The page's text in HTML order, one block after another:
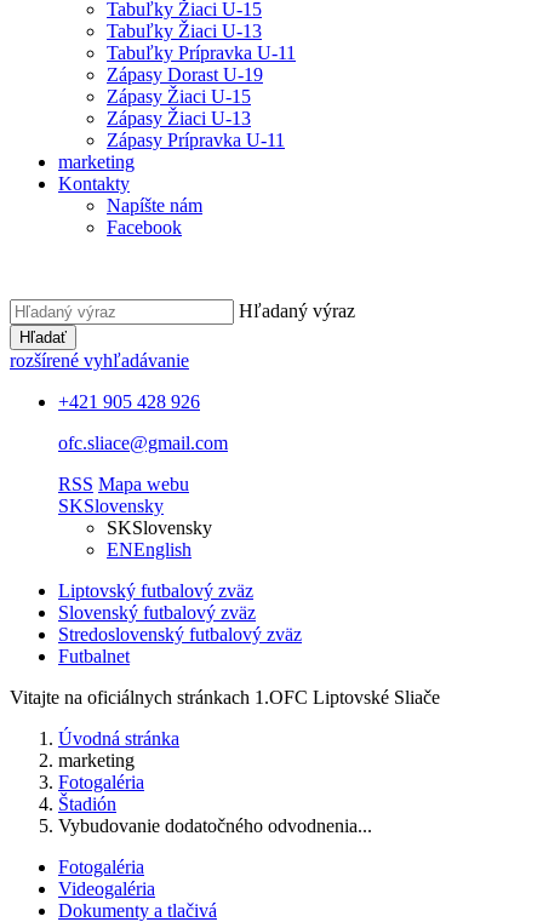
Tabuľky Žiaci U-15
Tabuľky Žiaci U-13
Tabuľky Prípravka U-11
Zápasy Dorast U-19
Zápasy Žiaci U-15
Zápasy Žiaci U-13
Zápasy Prípravka U-11
marketing
Kontakty
Napíšte nám
Facebook
Hľadaný výraz
Hľadať
rozšírené vyhľadávanie
+421 905 428 926
ofc.sliace@gmail.com
RSS Mapa webu
SKSlovensky
SKSlovensky
ENEnglish
Liptovský futbalový zväz
Slovenský futbalový zväz
Stredoslovenský futbalový zväz
Futbalnet
Vitajte na oficiálnych stránkach 1.OFC Liptovské Sliače
Úvodná stránka
marketing
Fotogaléria
Štadión
Vybudovanie dodatočného odvodnenia...
Fotogaléria
Videogaléria
Dokumenty a tlačivá